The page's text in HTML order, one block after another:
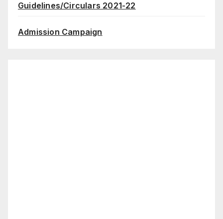
Guidelines/Circulars 2021-22
Admission Campaign